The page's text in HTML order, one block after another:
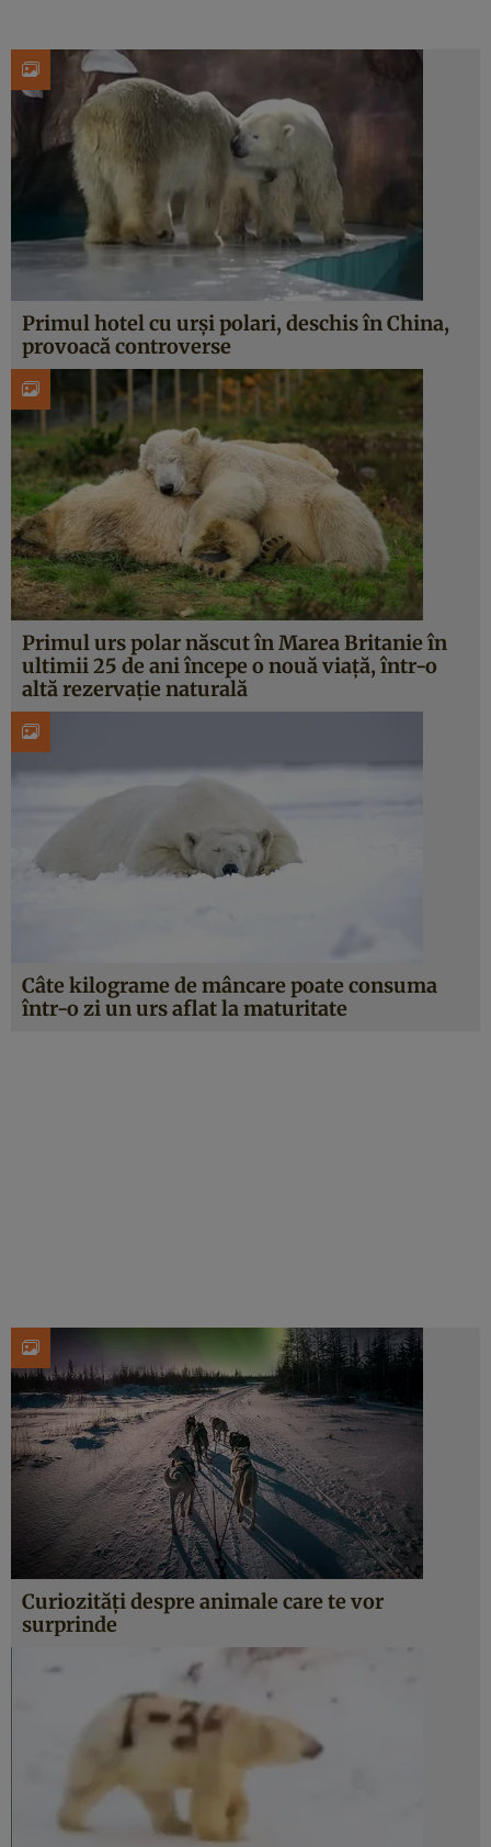
Primul hotel cu urși polari, deschis în China,
provoacă controverse
Primul urs polar născut în Marea Britanie în
ultimii 25 de ani începe o nouă viață, într-o
altă rezervație naturală
Câte kilograme de mâncare poate consuma
într-o zi un urs aflat la maturitate
Curiozităţi despre animale care te vor
surprinde